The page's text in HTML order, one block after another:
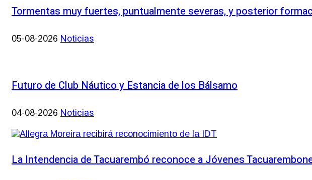
Tormentas muy fuertes, puntualmente severas, y posterior
05-08-2026 Noticias
Futuro de Club Náutico y Estancia de los Bálsamo
04-08-2026 Noticias
La Intendencia de Tacuarembó reconoce a Jóvenes